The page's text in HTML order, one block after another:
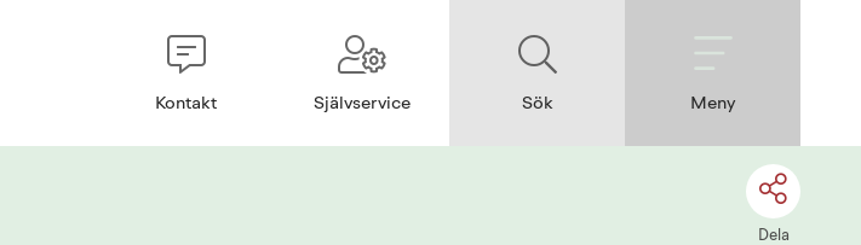
Kontakt Självservice Sök Meny
Dela